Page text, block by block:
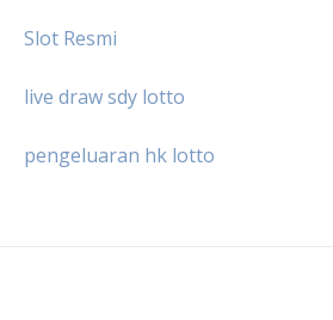
Slot Resmi
live draw sdy lotto
pengeluaran hk lotto